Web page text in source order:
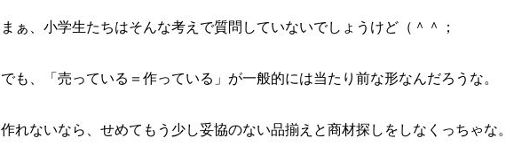
まぁ、小学生たちはそんな考えで質問していないでしょうけど（＾＾；
でも、「売っている＝作っている」が一般的には当たり前な形なんだろうな。
作れないなら、せめてもう少し妥協のない品揃えと商材探しをしなくっちゃな。